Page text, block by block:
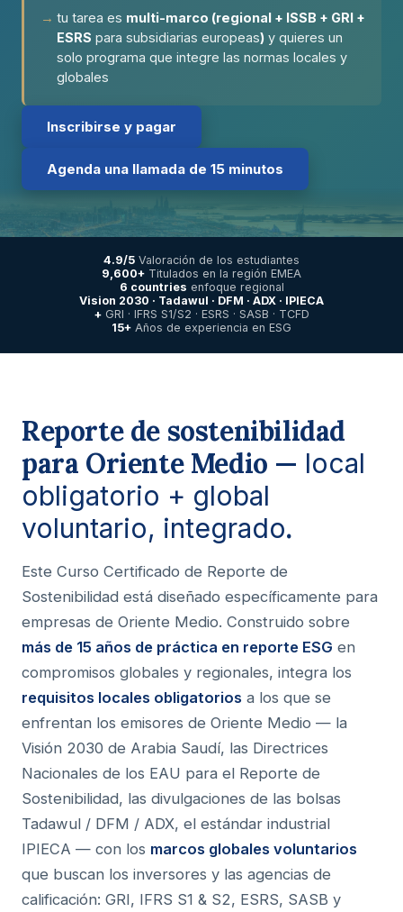
tu tarea es multi-marco (regional + ISSB + GRI +
ESRS para subsidiarias europeas) y quieres un
solo programa que integre las normas locales y
globales
Inscribirse y pagar
Agenda una llamada de 15 minutos
4.9/5 Valoración de los estudiantes
9,600+ Titulados en la región EMEA
6 countries enfoque regional
Vision 2030 · Tadawul · DFM · ADX · IPIECA
+GRI · IFRS S1/S2 · ESRS · SASB · TCFD
15+ Años de experiencia en ESG
Reporte de sostenibilidad
para Oriente Medio — local
obligatorio + global
voluntario, integrado.
Este Curso Certificado de Reporte de
Sostenibilidad está diseñado específicamente para
empresas de Oriente Medio. Construido sobre
más de 15 años de práctica en reporte ESG en
compromisos globales y regionales, integra los
requisitos locales obligatorios a los que se
enfrentan los emisores de Oriente Medio — la
Visión 2030 de Arabia Saudí, las Directrices
Nacionales de los EAU para el Reporte de
Sostenibilidad, las divulgaciones de las bolsas
Tadawul / DFM / ADX, el estándar industrial
IPIECA — con los marcos globales voluntarios
que buscan los inversores y las agencias de
calificación: GRI, IFRS S1 & S2, ESRS, SASB y